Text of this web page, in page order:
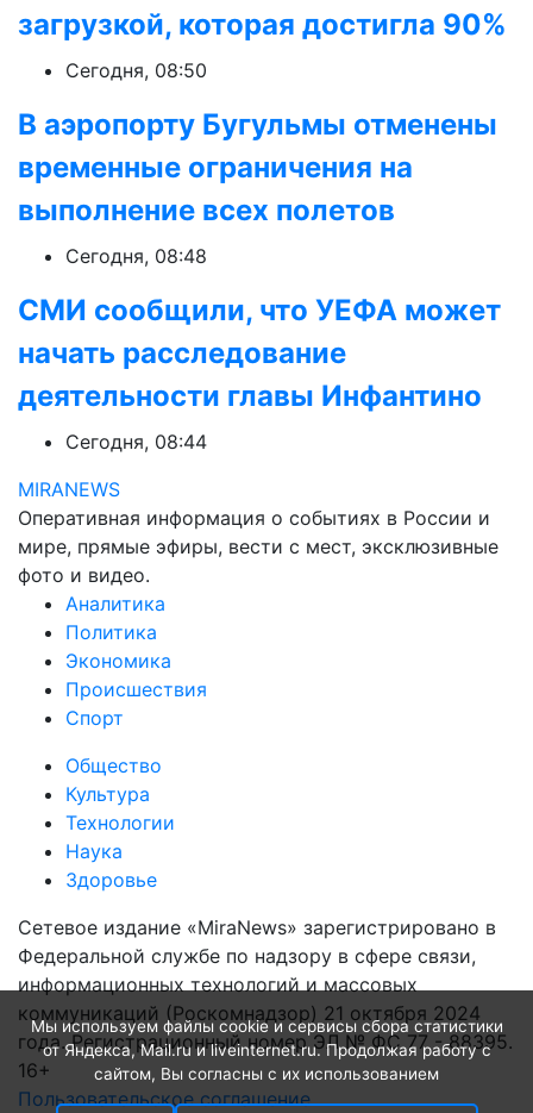
загрузкой, которая достигла 90%
Сегодня, 08:50
В аэропорту Бугульмы отменены
временные ограничения на
выполнение всех полетов
Сегодня, 08:48
СМИ сообщили, что УЕФА может
начать расследование
деятельности главы Инфантино
Сегодня, 08:44
MIRANEWS
Оперативная информация о событиях в России и
мире, прямые эфиры, вести с мест, эксклюзивные
фото и видео.
Аналитика
Политика
Экономика
Происшествия
Спорт
Общество
Культура
Технологии
Наука
Здоровье
Сетевое издание «MiraNews» зарегистрировано в
Федеральной службе по надзору в сфере связи,
информационных технологий и массовых
коммуникаций (Роскомнадзор) 21 октября 2024
года. Регистрационный номер ЭЛ № ФС 77 - 88395.
16+
Пользовательское соглашение
Мы используем файлы cookie и сервисы сбора статистики
от Яндекса, Mail.ru и liveinternet.ru. Продолжая работу с
сайтом, Вы согласны с их использованием